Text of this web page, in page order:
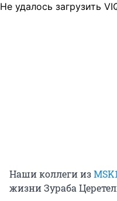
Не удалось загрузить
Наши коллеги из
жизни Зураба